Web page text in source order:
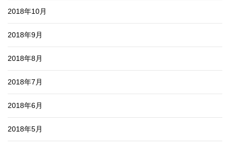
2018年10月
2018年9月
2018年8月
2018年7月
2018年6月
2018年5月